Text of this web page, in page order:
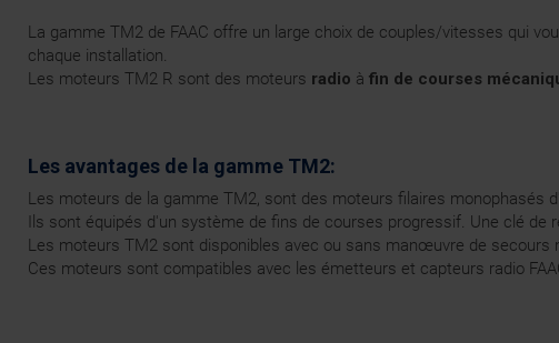
La gamme TM2 de FAAC offre un large choix de couples/vitesses qui
chaque installation.
Les moteurs TM2 R sont des moteurs radio à fin de courses
Les avantages de la gamme TM2:
Les moteurs de la gamme TM2, sont des moteurs filaires monophasés
Ils sont équipés d'un système de fins de courses progressif. Une clé
Les moteurs TM2 sont disponibles avec ou sans manœuvre de secours
Ces moteurs sont compatibles avec les émetteurs et capteurs radio